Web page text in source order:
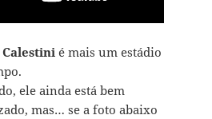
é mais um estádio
ele ainda está bem
mas… se a foto abaixo